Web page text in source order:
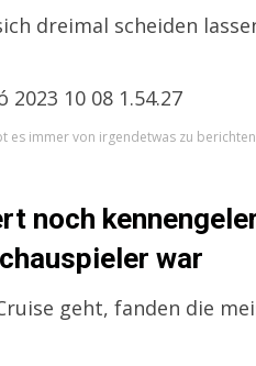
dreimal scheiden
es immer von irgendetwas zu berichten
noch
war
geht, fanden die